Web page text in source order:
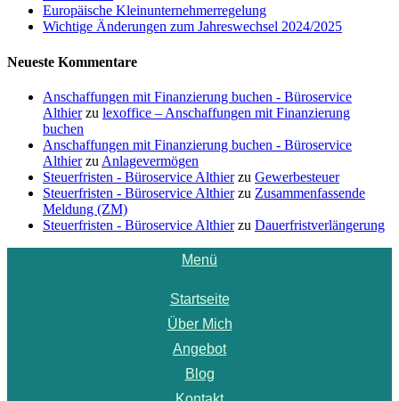
Europäische Kleinunternehmerregelung
Wichtige Änderungen zum Jahreswechsel 2024/2025
Neueste Kommentare
Anschaffungen mit Finanzierung buchen - Büroservice
Althierzu lexoffice – Anschaffungen mit Finanzierung
buchen
Anschaffungen mit Finanzierung buchen - Büroservice
Althierzu Anlagevermögen
Steuerfristen - Büroservice Althierzu Gewerbesteuer
Steuerfristen - Büroservice Althierzu Zusammenfassende
Meldung (ZM)
Steuerfristen - Büroservice Althierzu Dauerfristverlängerung
Menü
Startseite
Über Mich
Angebot
Blog